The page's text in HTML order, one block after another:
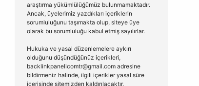
araştırma yükümlülüğümüz bulunmamaktadır.
Ancak, üyelerimiz yazdıkları içeriklerin
sorumluluğunu taşımakta olup, siteye üye
olarak bu sorumluluğu kabul etmiş sayılırlar.
Hukuka ve yasal düzenlemelere aykırı
olduğunu düşündüğünüz içerikleri,
backlinkpanelicomtr@gmail.comadresine
bildirmeniz halinde, ilgili içerikler yasal süre
içerisinde sitemizden kaldırılacaktır.